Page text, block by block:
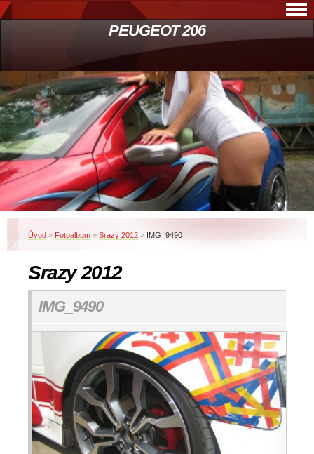
PEUGEOT 206
Úvod » Fotoalbum » Srazy 2012 » IMG_9490
Srazy 2012
IMG_9490